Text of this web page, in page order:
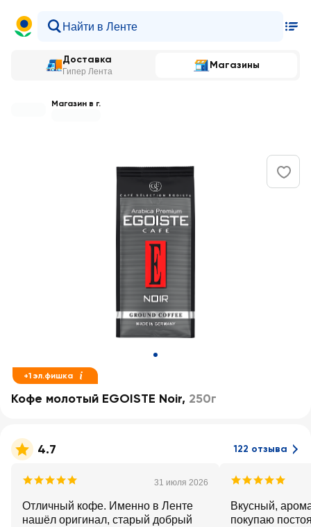
Доставка
Гипер Лента
Магазины
Магазин в г.
+1 эл.фишка
Кофе молотый EGOISTE Noir, 250г
4.7 122 отзыва
31 июля 2026
Отличный кофе. Именно в Ленте
нашёл оригинал, старый добрый
Вкусный,
покупаю